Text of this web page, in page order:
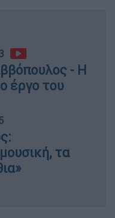
- Η
έργο του
τα